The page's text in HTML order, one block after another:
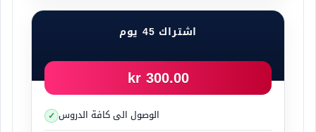
74- النظام الكهربائي
اشتراك 45 يوم
300.00 kr
الوصول الى كافة الدروس